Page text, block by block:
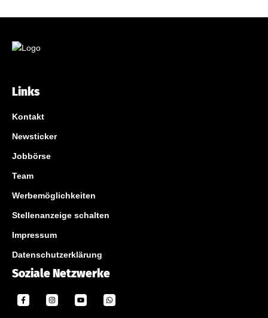
Links
Kontakt
Newsticker
Jobbörse
Team
Werbemöglichkeiten
Stellenanzeige schalten
Impressum
Datenschutzerklärung
Soziale Netzwerke